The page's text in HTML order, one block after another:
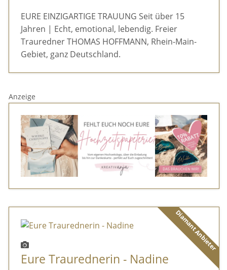
EURE EINZIGARTIGE TRAUUNG Seit über 15
Jahren | Echt, emotional, lebendig. Freier
Trauredner THOMAS HOFFMANN, Rhein-Main-
Gebiet, ganz Deutschland.
Anzeige
Diamant Anbieter
Eure Traurednerin - Nadine